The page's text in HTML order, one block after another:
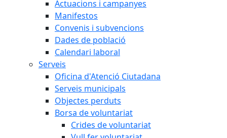
Actuacions i campanyes
Manifestos
Convenis i subvencions
Dades de població
Calendari laboral
Serveis
Oficina d'Atenció Ciutadana
Serveis municipals
Objectes perduts
Borsa de voluntariat
Crides de voluntariat